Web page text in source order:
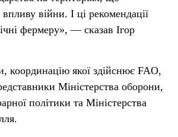
війни. І ці рекомендації
фермеру», — сказав Ігор
координацію якої здійснює FAO,
Міністерства оборони,
політики та Міністерства